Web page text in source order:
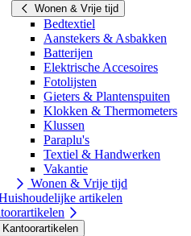
Wonen & Vrije tijd
Bedtextiel
Aanstekers & Asbakken
Batterijen
Elektrische Accesoires
Fotolijsten
Gieters & Plantenspuiten
Klokken & Thermometers
Klussen
Paraplu's
Textiel & Handwerken
Vakantie
Wonen & Vrije tijd
artikelen
Kantoorartikelen